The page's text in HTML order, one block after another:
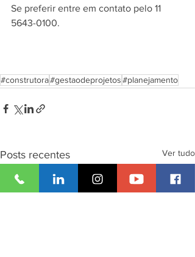
Se preferir entre em contato pelo 11
5643-0100.
#construtora#gestaodeprojetos#planejamento
Posts recentes Ver tudo